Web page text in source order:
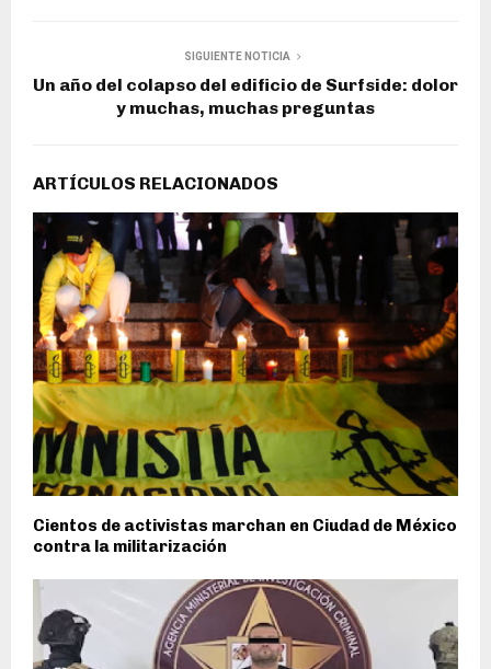
SIGUIENTE NOTICIA
Un año del colapso del edificio de Surfside: dolor
y muchas, muchas preguntas
ARTÍCULOS RELACIONADOS
Cientos de activistas marchan en Ciudad de México
contra la militarización